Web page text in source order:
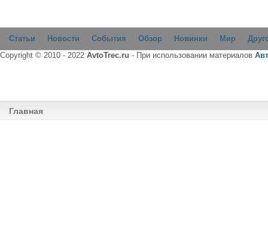
Статьи Новости События Обзор Новинки Мир
Copyright © 2010 - 2022 AvtoTrec.ru - При использовании материалов
Главная